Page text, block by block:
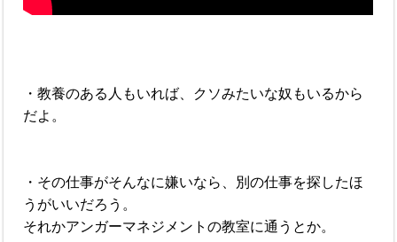
・教養のある人もいれば、クソみたいな奴もいるから
だよ。
・その仕事がそんなに嫌いなら、別の仕事を探したほ
うがいいだろう。
それかアンガーマネジメントの教室に通うとか。